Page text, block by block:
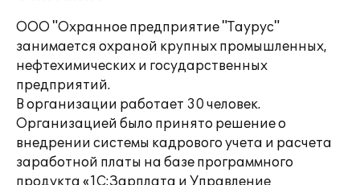
ООО "Охранное предприятие "Таурус"
занимается охраной крупных промышленных,
нефтехимических и государственных
предприятий.
В организации работает 30 человек.
Организацией было принято решение о
внедрении системы кадрового учета и расчета
заработной платы на базе программного
продукта «1С:Зарплата и Управление